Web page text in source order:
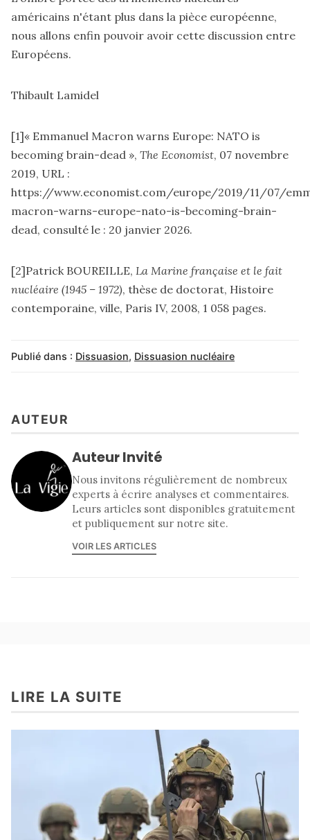
américains n'étant plus dans la pièce européenne,
nous allons enfin pouvoir avoir cette discussion entre
Européens.
Thibault Lamidel
[1]« Emmanuel Macron warns Europe: NATO is
becoming brain-dead », The Economist, 07 novembre
2019, URL :
https://www.economist.com/europe/2019/11/07/
macron-warns-europe-nato-is-becoming-brain-
dead, consulté le : 20 janvier 2026.
[2]Patrick BOUREILLE, La Marine française et le fait
nucléaire (1945 – 1972), thèse de doctorat, Histoire
contemporaine, ville, Paris IV, 2008, 1 058 pages.
Publié dans : Dissuasion, Dissuasion nucléaire
AUTEUR
Auteur Invité
Nous invitons régulièrement de nombreux
experts à écrire analyses et commentaires.
Leurs articles sont disponibles gratuitement
et publiquement sur notre site.
VOIR LES ARTICLES
LIRE LA SUITE